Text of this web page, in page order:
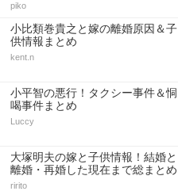
piko
小比類巻貴之と嫁の離婚原因＆子
供情報まとめ
kent.n
小平智の悪行！タクシー事件＆恫
喝事件まとめ
Luccy
大塚明夫の嫁と子供情報！結婚と
離婚・再婚した現在まで総まとめ
ririto